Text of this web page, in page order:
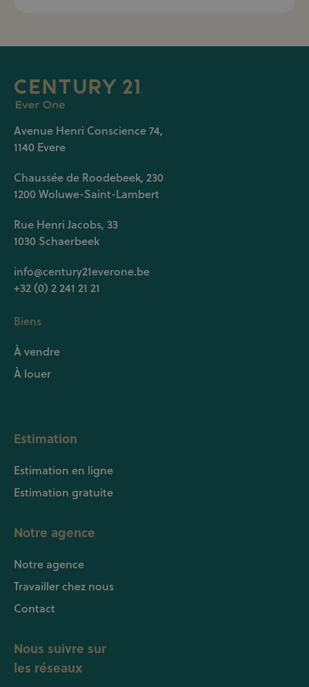
Avenue Henri Conscience 74,
1140 Evere
Chaussée de Roodebeek, 230
1200 Woluwe-Saint-Lambert
Rue Henri Jacobs, 33
1030 Schaerbeek
info@century21everone.be
+32 (0) 2 241 21 21
Biens
À vendre
À louer
Estimation
Estimation en ligne
Estimation gratuite
Notre agence
Notre agence
Travailler chez nous
Contact
Nous suivre sur
les réseaux